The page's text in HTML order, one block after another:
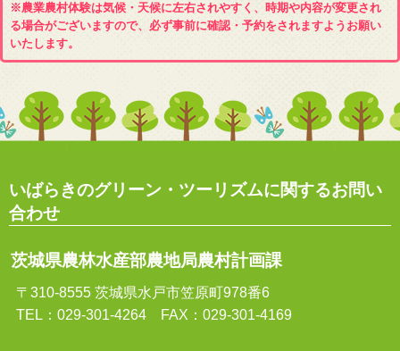
※農業農村体験は気候・天候に左右されやすく、時期や内容が変更され
る場合がございますので、必ず事前に確認・予約をされますようお願い
いたします。
いばらきのグリーン・ツーリズムに関するお問い
合わせ
茨城県農林水産部農地局農村計画課
〒310-8555 茨城県水戸市笠原町978番6
TEL：029-301-4264 FAX：029-301-4169